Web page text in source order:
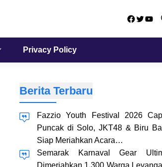
Twitter
Privacy Policy
Berita Terbaru
Fazzio Youth Festival 2026
Puncak di Solo, JKT48 & Biru
Siap Meriahkan Acara…
Semarak Karnaval Gear
Dimeriahkan 1.300 Warga